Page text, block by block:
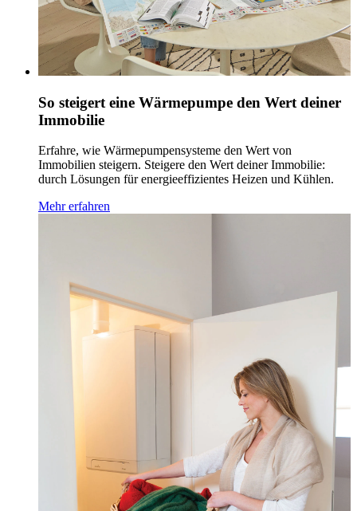
So steigert eine Wärmepumpe den Wert deiner
Immobilie
Erfahre, wie Wärmepumpensysteme den Wert von
Immobilien steigern. Steigere den Wert deiner Immobilie:
durch Lösungen für energieeffizientes Heizen und Kühlen.
Mehr erfahren